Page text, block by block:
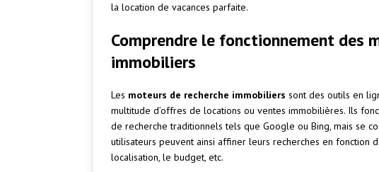
la location de vacances parfaite.
Comprendre le fonctionnement des
immobiliers
Les moteurs de recherche immobiliers sont des outils en
multitude d’offres de locations ou ventes immobilières. Ils
de recherche traditionnels tels que Google ou Bing, mais se
utilisateurs peuvent ainsi affiner leurs recherches en
localisation, le budget, etc.